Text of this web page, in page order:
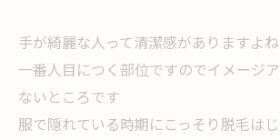
手が綺麗な人って清潔感がありますよね
一番人目につく部位ですのでイメージ
ないところです
服で隠れている時期にこっそり脱毛はじ